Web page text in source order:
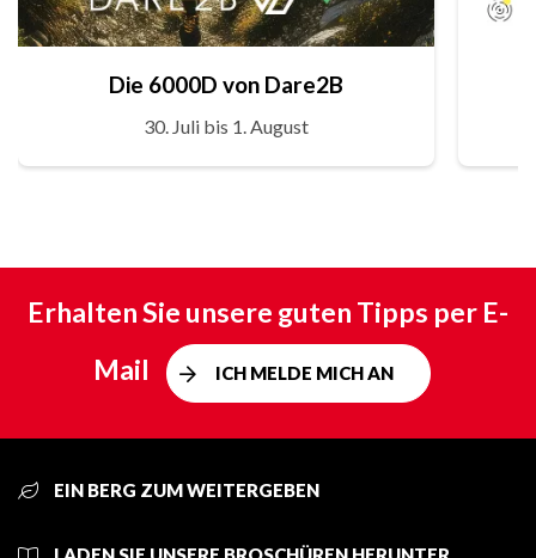
Die 6000D von Dare2B
30. Juli bis 1. August
Erhalten Sie unsere guten Tipps per E-
Mail
ICH MELDE MICH AN
EIN BERG ZUM WEITERGEBEN